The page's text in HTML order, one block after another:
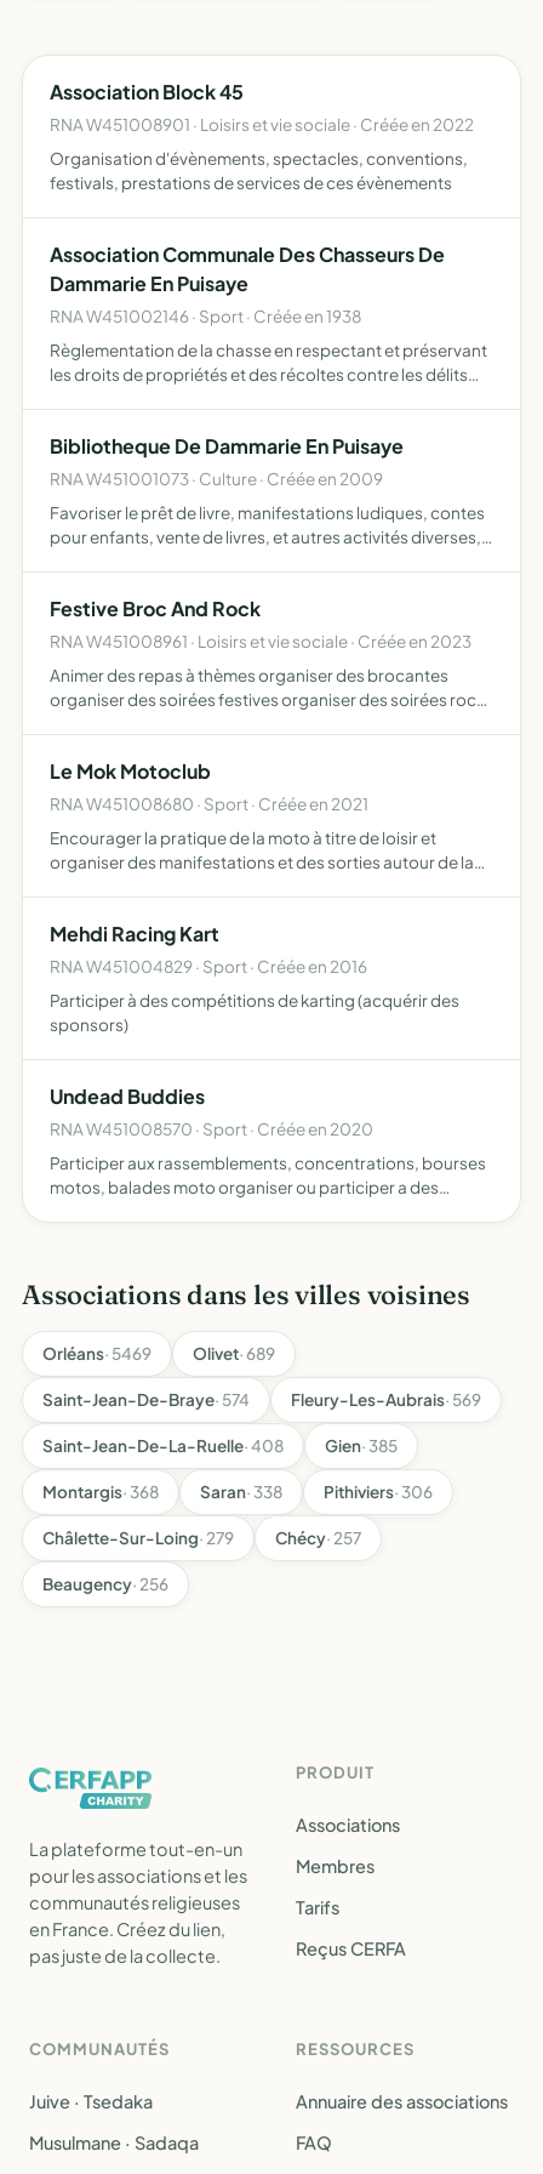
Association Block 45
RNA W451008901 · Loisirs et vie sociale · Créée en 2022
Organisation d'évènements, spectacles, conventions,
festivals, prestations de services de ces évènements
Association Communale Des Chasseurs De
Dammarie En Puisaye
RNA W451002146 · Sport · Créée en 1938
Règlementation de la chasse en respectant et préservant
les droits de propriétés et des récoltes contre les délits
de ch…
Bibliotheque De Dammarie En Puisaye
RNA W451001073 · Culture · Créée en 2009
Favoriser le prêt de livre, manifestations ludiques, contes
pour enfants, vente de livres, et autres activités diverses,
Festive Broc And Rock
RNA W451008961 · Loisirs et vie sociale · Créée en 2023
Animer des repas à thèmes organiser des brocantes
organiser des soirées festives organiser des soirées rock
Le Mok Motoclub
RNA W451008680 · Sport · Créée en 2021
Encourager la pratique de la moto à titre de loisir et
organiser des manifestations et des sorties autour de la
Mehdi Racing Kart
RNA W451004829 · Sport · Créée en 2016
Participer à des compétitions de karting (acquérir des
sponsors)
Undead Buddies
RNA W451008570 · Sport · Créée en 2020
Participer aux rassemblements, concentrations, bourses
motos, balades moto organiser ou participer a des
Associations dans les villes voisines
Orléans· 5469 Olivet· 689
Saint-Jean-De-Braye· 574 Fleury-Les-Aubrais· 569
Saint-Jean-De-La-Ruelle· 408 Gien· 385
Montargis· 368 Saran· 338 Pithiviers· 306
Châlette-Sur-Loing· 279 Chécy· 257
Beaugency· 256
La plateforme tout-en-un
pour les associations et les
communautés religieuses
en France. Créez du lien,
pas juste de la collecte.
PRODUIT
Associations
Membres
Tarifs
Reçus CERFA
COMMUNAUTÉS
Juive · Tsedaka
Musulmane · Sadaqa
RESSOURCES
Annuaire des associations
FAQ